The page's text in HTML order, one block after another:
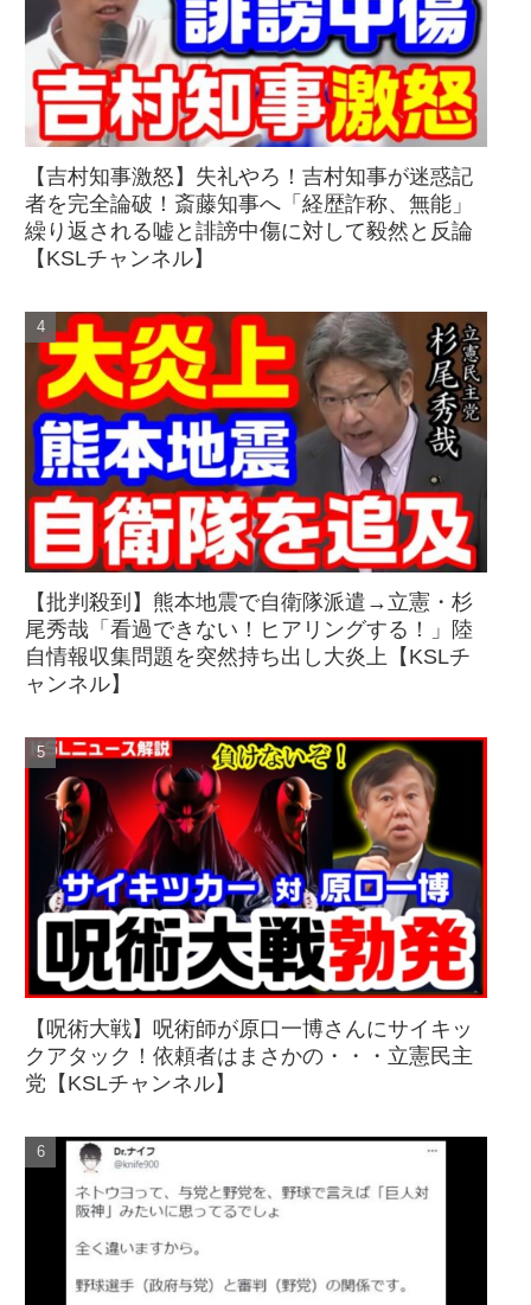
【吉村知事激怒】失礼やろ！吉村知事が迷惑記
者を完全論破！斎藤知事へ「経歴詐称、無能」
繰り返される嘘と誹謗中傷に対して毅然と反論
【KSLチャンネル】
【批判殺到】熊本地震で自衛隊派遣→立憲・杉
尾秀哉「看過できない！ヒアリングする！」陸
自情報収集問題を突然持ち出し大炎上【KSLチ
ャンネル】
【呪術大戦】呪術師が原口一博さんにサイキッ
クアタック！依頼者はまさかの・・・立憲民主
党【KSLチャンネル】